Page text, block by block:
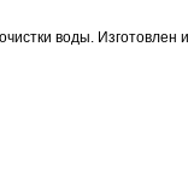
воды. Изготовлен